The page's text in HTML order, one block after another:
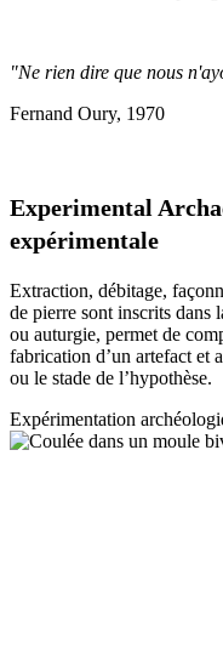
"Ne rien dire que nous
Fernand Oury, 1970
Experimental
expérimentale
Extraction, débitage,
de pierre sont inscrits dans
ou auturgie, permet de
fabrication d’un artefact et
ou le stade de l’hypothèse.
Expérimentation a